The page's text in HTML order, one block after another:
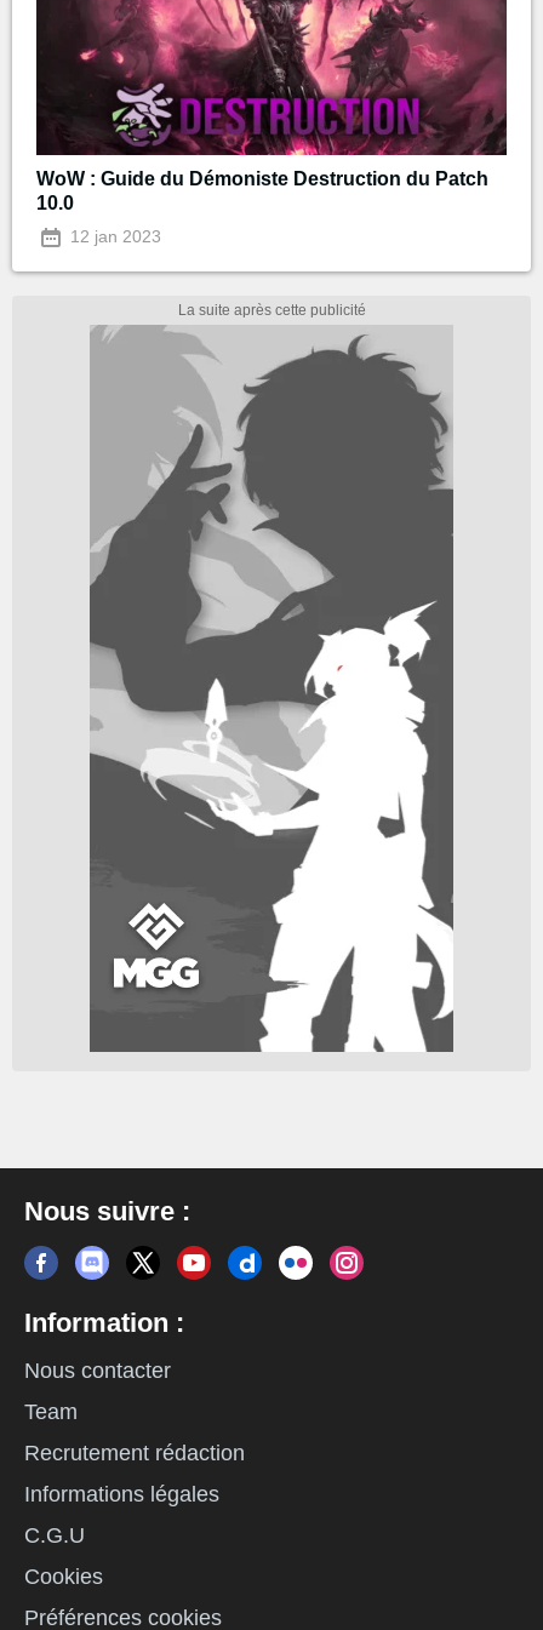
WoW : Guide du Démoniste Destruction du Patch
10.0
12 jan 2023
Nous suivre :
Information :
Nous contacter
Team
Recrutement rédaction
Informations légales
C.G.U
Cookies
Préférences cookies